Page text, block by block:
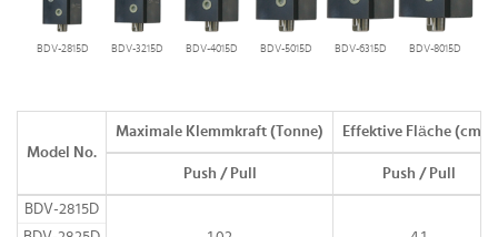
BDV-2815D BDV-3215D BDV-4015D BDV-5015D BDV-6315D BDV-8015D
Model No.
Maximale Klemmkraft (Tonne) Effektive Fläche (cm2)
Push / Pull Push / Pull
BDV-2815D